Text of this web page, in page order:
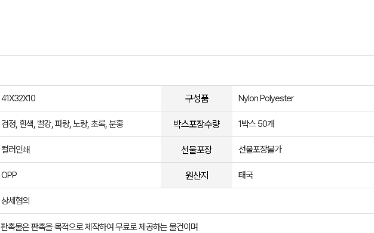
41X32X10 구성품 Nylon Polyester
검정, 흰색, 빨강, 파랑, 노랑, 초록, 분홍 박스포장수량 1박스 50개
컬러인쇄 선물포장 선물포장불가
OPP 원산지 태국
상세협의
판촉물은 판촉을 목적으로 제작하여 무료로 제공하는 물건이며